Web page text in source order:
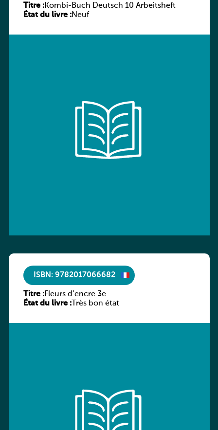
Titre :Kombi-Buch Deutsch 10 Arbeitsheft
État du livre :Neuf
ISBN: 9782017066682
Titre :Fleurs d’encre 3e
État du livre :Très bon état